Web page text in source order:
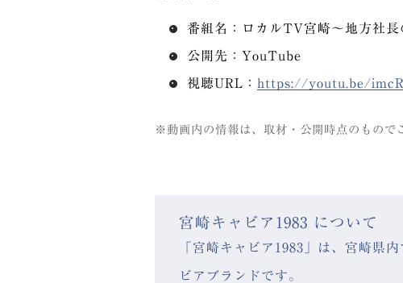
番組名： ロカルTV宮崎～地方社長
公開先： YouTube
視聴URL： https://youtu.be/
※動画内の情報は、取材・公開時点のもので
宮崎キャビア1983 について
「宮崎キャビア1983」は、宮崎県
ビアブランドです。